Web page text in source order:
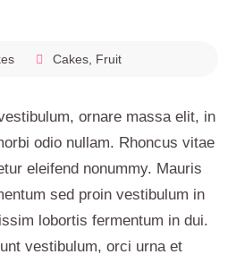
Cakes, Fruit
ornare massa elit, in
odio nullam. Rhoncus vitae
eleifend nonummy. Mauris
sed proin vestibulum in
lobortis fermentum in dui.
vestibulum, orci urna et